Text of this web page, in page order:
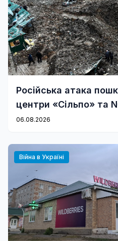
Російська атака
центри «Сільпо» та
06.08.2026
Війна в Україні